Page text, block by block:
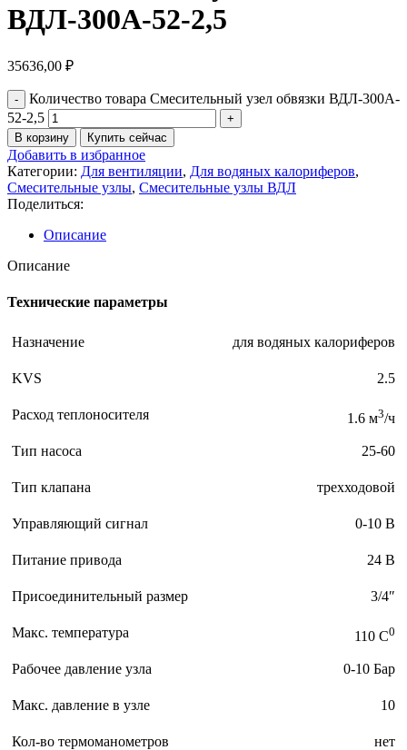
ВДЛ-300A-52-2,5
35636,00 ₽
Количество товара Смесительный узел обвязки ВДЛ-300A-
52-2,5
В корзину Купить сейчас
Добавить в избранное
Категории: Для вентиляции, Для водяных калориферов,
Смесительные узлы, Смесительные узлы ВДЛ
Поделиться:
Описание
Описание
Технические параметры
Назначение для водяных калориферов
KVS 2.5
Расход теплоносителя 1.6 м3/ч
Тип насоса 25-60
Тип клапана трехходовой
Управляющий сигнал 0-10 В
Питание привода 24 В
Присоединительный размер 3/4″
Макс. температура 110 C0
Рабочее давление узла 0-10 Бар
Макс. давление в узле 10
Кол-во термоманометров нет